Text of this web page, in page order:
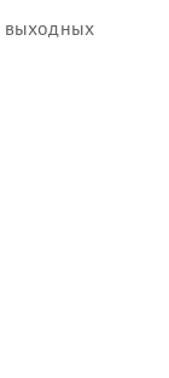
выходных